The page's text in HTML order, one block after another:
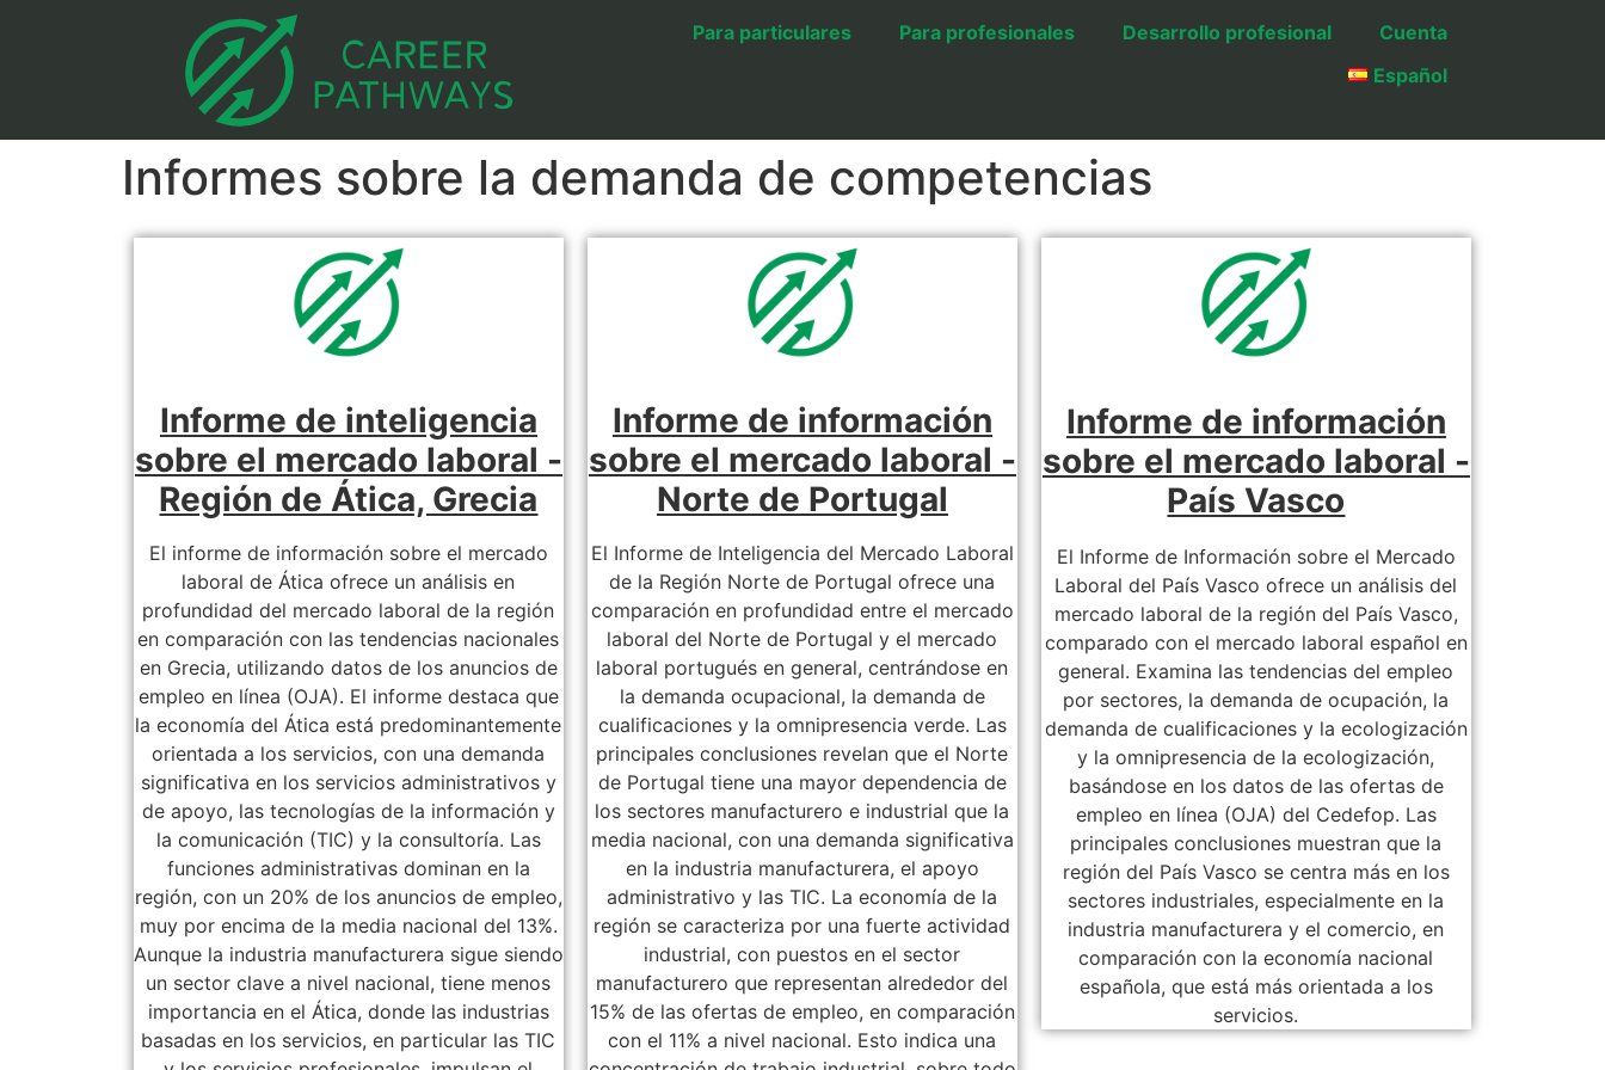
Para particulares Para profesionales Desarrollo profesional
Cuenta
Español
Informes sobre la demanda de competencias
Informe de inteligencia
sobre el mercado laboral -
Región de Ática, Grecia
El informe de información sobre el mercado
laboral de Ática ofrece un análisis en
profundidad del mercado laboral de la región
en comparación con las tendencias nacionales
en Grecia, utilizando datos de los anuncios de
empleo en línea (OJA). El informe destaca que
la economía del Ática está predominantemente
orientada a los servicios, con una demanda
significativa en los servicios administrativos y
de apoyo, las tecnologías de la información y
la comunicación (TIC) y la consultoría. Las
funciones administrativas dominan en la
región, con un 20% de los anuncios de empleo,
muy por encima de la media nacional del 13%.
Aunque la industria manufacturera sigue siendo
un sector clave a nivel nacional, tiene menos
importancia en el Ática, donde las industrias
basadas en los servicios, en particular las TIC
Informe de información
sobre el mercado laboral -
Norte de Portugal
El Informe de Inteligencia del Mercado Laboral
de la Región Norte de Portugal ofrece una
comparación en profundidad entre el mercado
laboral del Norte de Portugal y el mercado
laboral portugués en general, centrándose en
la demanda ocupacional, la demanda de
cualificaciones y la omnipresencia verde. Las
principales conclusiones revelan que el Norte
de Portugal tiene una mayor dependencia de
los sectores manufacturero e industrial que la
media nacional, con una demanda significativa
en la industria manufacturera, el apoyo
administrativo y las TIC. La economía de la
región se caracteriza por una fuerte actividad
industrial, con puestos en el sector
manufacturero que representan alrededor del
15% de las ofertas de empleo, en comparación
con el 11% a nivel nacional. Esto indica una
Informe de información
sobre el mercado laboral -
País Vasco
El Informe de Información sobre el Mercado
Laboral del País Vasco ofrece un análisis del
mercado laboral de la región del País Vasco,
comparado con el mercado laboral español en
general. Examina las tendencias del empleo
por sectores, la demanda de ocupación, la
demanda de cualificaciones y la ecologización
y la omnipresencia de la ecologización,
basándose en los datos de las ofertas de
empleo en línea (OJA) del Cedefop. Las
principales conclusiones muestran que la
región del País Vasco se centra más en los
sectores industriales, especialmente en la
industria manufacturera y el comercio, en
comparación con la economía nacional
española, que está más orientada a los
servicios.